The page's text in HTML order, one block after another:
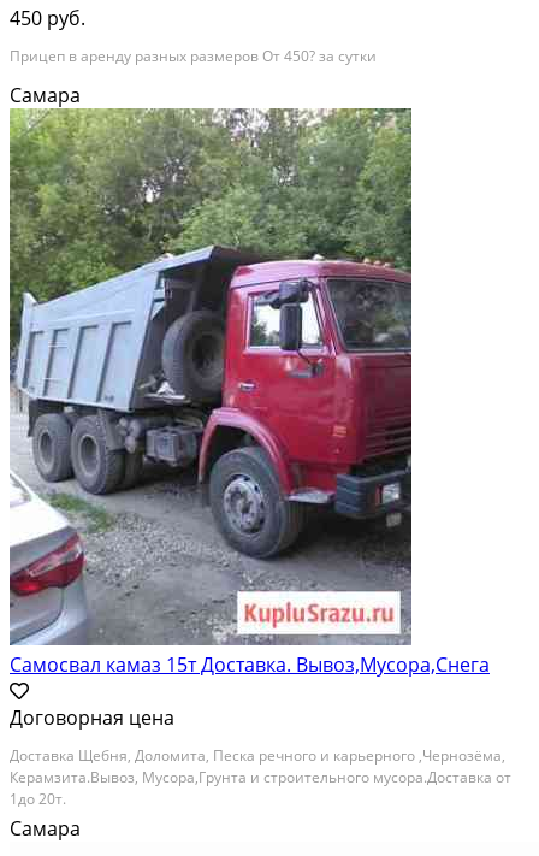
450 руб.
Прицеп в аренду разных размеров От 450? за сутки
Самара
Самосвал камаз 15т Доставка. Вывоз,Мусора,Снега
Договорная цена
Доставка Щебня, Доломита, Песка речного и карьерного ,Чернозёма,
Керамзита.Вывоз, Мусора,Грунта и строительного мусора.Доставка от
1до 20т.
Самара